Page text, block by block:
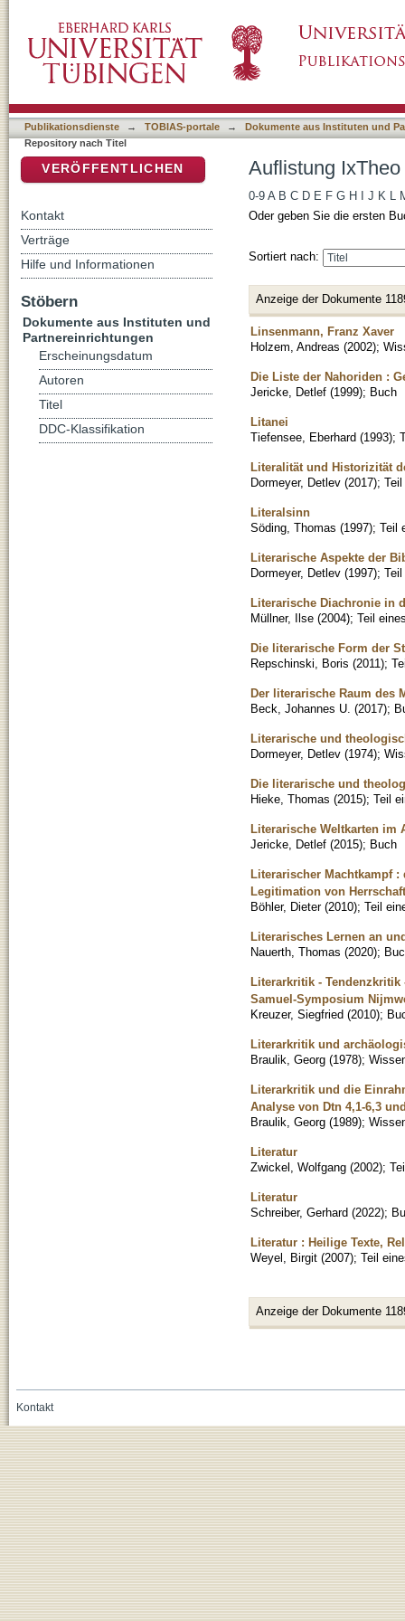
Publikationsdienste → TOBIAS-portale →
Dokumente aus Instituten und
Repository nach Titel
Auflistung
0-9 A B C D E F G H J K L
Oder geben Sie die ersten
Sortiert nach:
Anzeige der Dokumente
Linsenmann, Franz Xaver
Holzem, Andreas (2002);
Die Liste der Nahoriden :
Jericke, Detlef (1999); Buch
Litanei
Tiefensee, Eberhard (1993);
Literalität und Historizität
Dormeyer, Detlev (2017);
Literalsinn
Söding, Thomas (1997); Teil
Literarische Aspekte der
Dormeyer, Detlev (1997);
Literarische Diachronie in
Müllner, Ilse (2004); Teil
Die literarische Form der
Repschinski, Boris (2011);
Der literarische Raum des
Beck, Johannes U. (2017);
Literarische und
Dormeyer, Detlev (1974);
Die literarische und
Hieke, Thomas (2015); Teil
Literarische Weltkarten im
Jericke, Detlef (2015); Buch
Literarischer Machtkampf
Legitimation von Herrschaft
Böhler, Dieter (2010); Teil
Literarisches Lernen an
Nauerth, Thomas (2020);
Literarkritik - Tendenzkritik
Samuel-Symposium
Kreuzer, Siegfried (2010);
Literarkritik und
Braulik, Georg (1978);
Literarkritik und die
Analyse von Dtn 4,1-6,3
Braulik, Georg (1989);
Literatur
Zwickel, Wolfgang (2002);
Literatur
Schreiber, Gerhard (2022);
Literatur : Heilige Texte,
Weyel, Birgit (2007); Teil
Anzeige der Dokumente
VERÖFFENTLICHEN
Kontakt
Verträge
Hilfe und Informationen
Stöbern
Dokumente aus Instituten und
Partnereinrichtungen
Erscheinungsdatum
Autoren
Titel
DDC-Klassifikation
Kontakt